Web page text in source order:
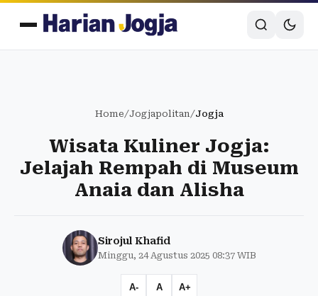
Home/Jogjapolitan/Jogja
Wisata Kuliner Jogja:
Jelajah Rempah di Museum
Anaia dan Alisha
Sirojul Khafid
Minggu, 24 Agustus 2025 08:37 WIB
A- A A+